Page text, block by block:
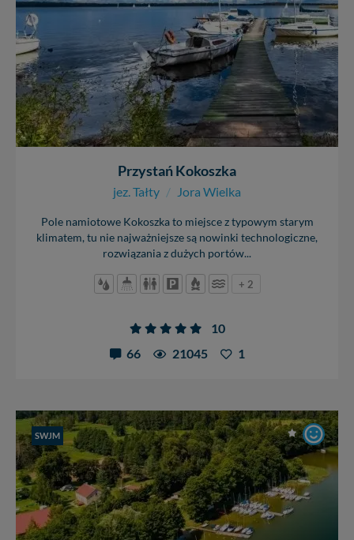
Przystań Kokoszka
jez. Tałty / Jora Wielka
Pole namiotowe Kokoszka to miejsce z typowym starym
klimatem, tu nie najważniejsze są nowinki technologiczne,
rozwiązania z dużych portów...
+ 2
10
66
21045 1
SWJM